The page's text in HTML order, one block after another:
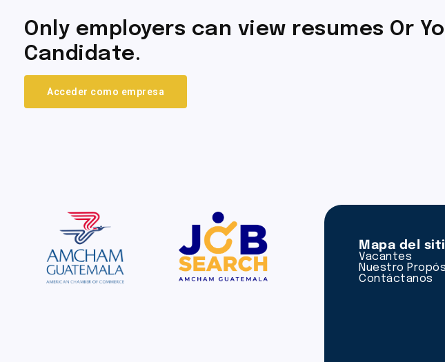
Only employers can view resumes Or
Candidate.
Acceder como empresa
Mapa del
Vacantes
Nuestro
Contáctanos